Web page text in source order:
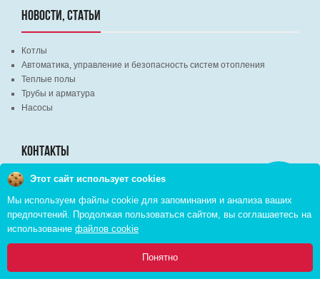
Главная Каталог Инфо Избранное Корзина:
НОВОСТИ, СТАТЬИ
Котлы
Автоматика, управление и безопасность систем отопления
Теплые полы
Трубы и арматура
Насосы
КОНТАКТЫ
г. Минск, ВЦ "Экспобел", строительный рынок, павильон № 8c
г. Минск, ул. М. Лынькова, д. 35, пом. 199
+375 (29) 110-46-46 (А1)
+375 (29) 373-90-16 (A1)
Этот сайт использует cookies
Мы используем файлы cookie для запоминания и анализа ваших
предпочтений. Продолжая пользоваться сайтом, вы соглашаетесь на
использование файлов cookie
Понятно